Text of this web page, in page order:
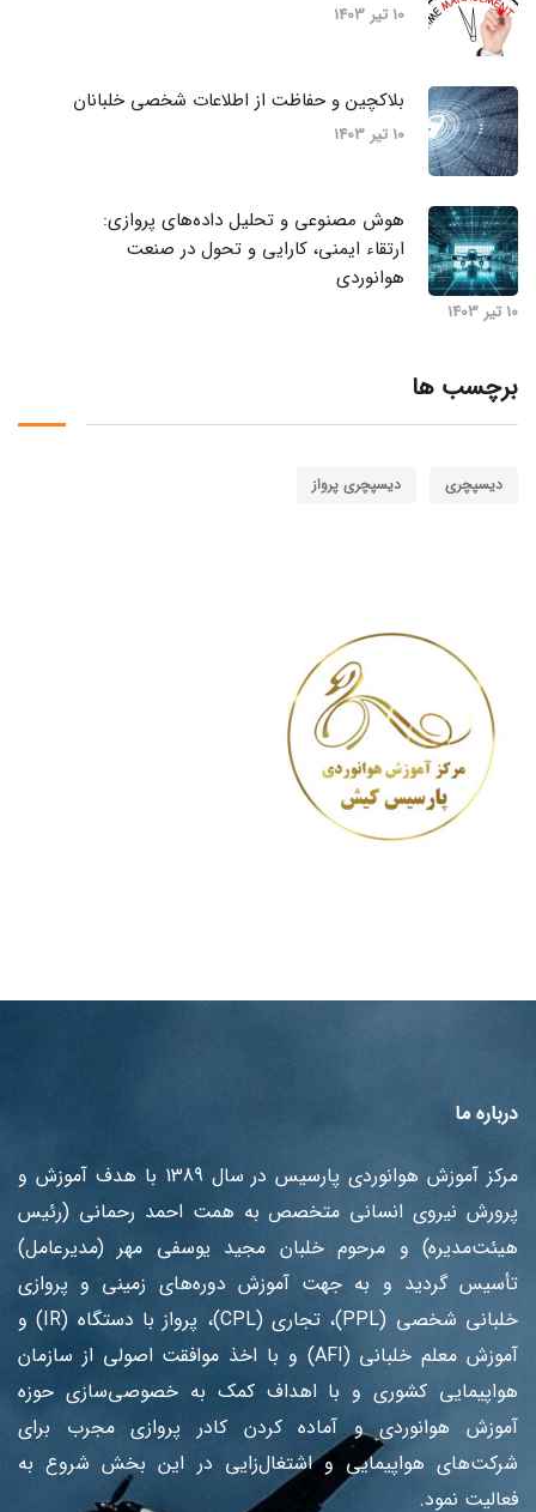
10 تیر 1403
بلاکچین و حفاظت از اطلاعات شخصی خلبانان
10 تیر 1403
هوش مصنوعی و تحلیل داده‌های پروازی:
ارتقاء ایمنی، کارایی و تحول در صنعت
هوانوردی
10 تیر 1403
برچسب ها
دیسپچری دیسپچری پرواز
درباره ما
مرکز آموزش هوانوردی پارسیس در سال 1389 با هدف آموزش ‌و
پرورش نیروی انسانی متخصص به همت احمد رحمانی (رئیس
هیئت‌مدیره) و مرحوم خلبان مجید یوسفی مهر (مدیرعامل)
تأسیس گردید و به جهت آموزش دوره‌های زمینی و پروازی
خلبانی شخصی (PPL)، تجاری (CPL)، پرواز با دستگاه (IR) و
آموزش معلم خلبانی (AFI) و با اخذ موافقت اصولی از سازمان
هواپیمایی کشوری و با اهداف کمک به خصوصی‌سازی حوزه
آموزش هوانوردی و آماده کردن کادر پروازی مجرب برای
شرکت‌های هواپیمایی و اشتغال‌زایی در این بخش شروع به
فعالیت نمود.